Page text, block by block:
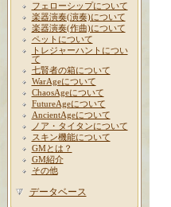
フェローシップについて
楽器演奏(演奏)について
楽器演奏(作曲)について
ペットについて
トレジャーハントについ
て
七賢者の箱について
WarAgeについて
ChaosAgeについて
FutureAgeについて
AncientAgeについて
ノア・タイタンについて
スキン機能について
GMとは？
GM紹介
その他
データベース